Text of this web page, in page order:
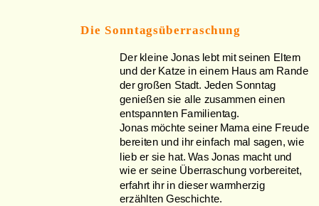
Die Sonntagsüberraschung
Der kleine Jonas lebt mit seinen Eltern
und der Katze in einem Haus am Rande
der großen Stadt. Jeden Sonntag
genießen sie alle zusammen einen
entspannten Familientag.
Jonas möchte seiner Mama eine Freude
bereiten und ihr einfach mal sagen, wie
lieb er sie hat. Was Jonas macht und
wie er seine Überraschung vorbereitet,
erfahrt ihr in dieser warmherzig
erzählten Geschichte.